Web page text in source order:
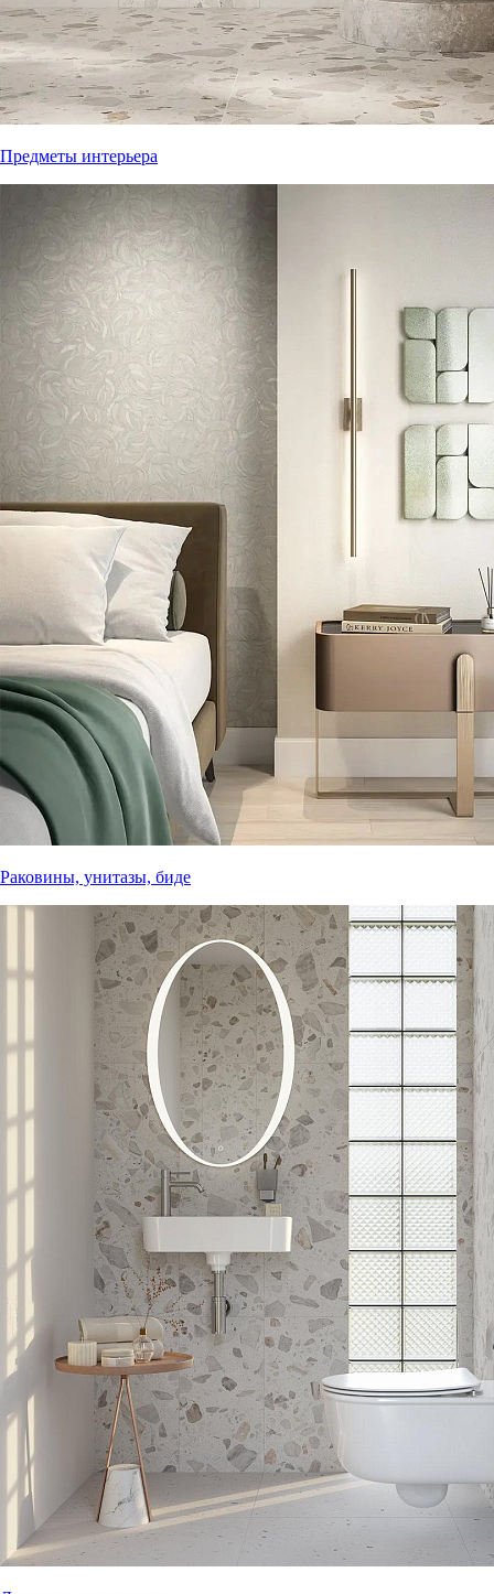
Предметы интерьера
Раковины, унитазы, биде